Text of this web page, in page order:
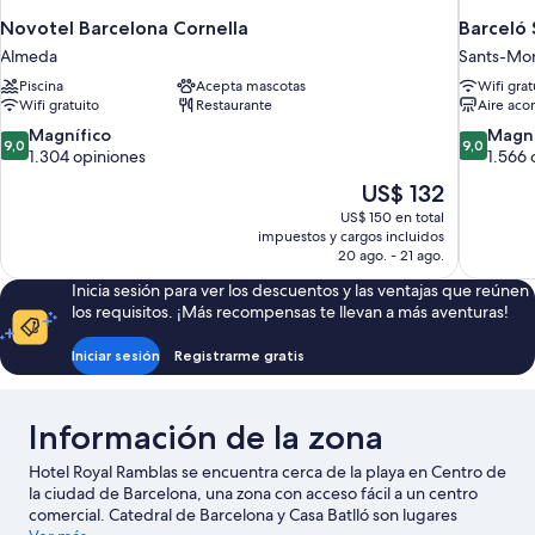
Novotel Barcelona Cornella
Almeda
Piscina
Acepta mascotas
Wifi gratuito
Restaurante
9.0
de
9,0 Magnífico
1.304 opiniones
El
precio
actual
es
de
US$ 132
US$ 132
US$ 150 en total
impuestos y cargos incluidos
20 ago. - 21 ago.
Barceló
Sants-
Wifi
Aire
9.0
de
9,0
1.566
Inicia sesión para ver los descuentos y las ventajas que reúnen
los requisitos. ¡Más recompensas te llevan a más aventuras!
Iniciar sesión Registrarme gratis
Información de la zona
Hotel Royal Ramblas se encuentra cerca de la playa en Centro de
la ciudad de Barcelona, una zona con acceso fácil a un centro
comercial. Catedral de Barcelona y Casa Batlló son lugares